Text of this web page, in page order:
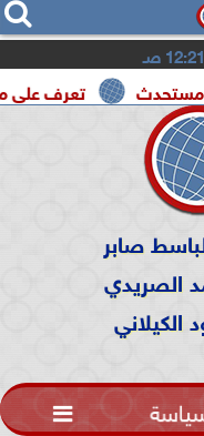
12:21 صـ
تعرف على موعد بدء العام
صابر
الصريدي
الكيلاني
